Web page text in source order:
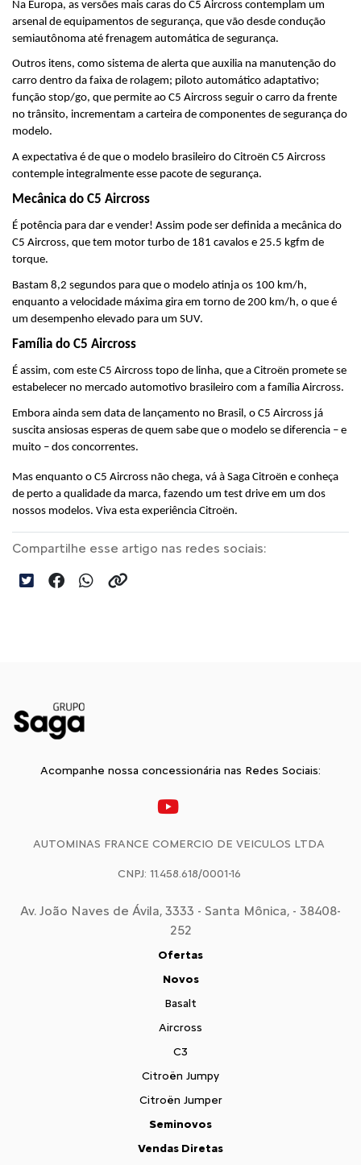
Na Europa, as versões mais caras do C5 Aircross contemplam um
arsenal de equipamentos de segurança, que vão desde condução
semiautônoma até frenagem automática de segurança.
Outros itens, como sistema de alerta que auxilia na manutenção do
carro dentro da faixa de rolagem; piloto automático adaptativo;
função stop/go, que permite ao C5 Aircross seguir o carro da frente
no trânsito, incrementam a carteira de componentes de segurança do
modelo.
A expectativa é de que o modelo brasileiro do Citroën C5 Aircross
contemple integralmente esse pacote de segurança.
Mecânica do C5 Aircross
É potência para dar e vender! Assim pode ser definida a mecânica do
C5 Aircross, que tem motor turbo de 181 cavalos e 25.5 kgfm de
torque.
Bastam 8,2 segundos para que o modelo atinja os 100 km/h,
enquanto a velocidade máxima gira em torno de 200 km/h, o que é
um desempenho elevado para um SUV.
Família do C5 Aircross
É assim, com este C5 Aircross topo de linha, que a Citroën promete se
estabelecer no mercado automotivo brasileiro com a família Aircross.
Embora ainda sem data de lançamento no Brasil, o C5 Aircross já
suscita ansiosas esperas de quem sabe que o modelo se diferencia – e
muito – dos concorrentes.
Mas enquanto o C5 Aircross não chega, vá à Saga Citroën e conheça
de perto a qualidade da marca, fazendo um test drive em um dos
nossos modelos. Viva esta experiência Citroën.
Compartilhe esse artigo nas redes sociais:
Acompanhe nossa concessionária nas Redes Sociais:
AUTOMINAS FRANCE COMERCIO DE VEICULOS LTDA
CNPJ: 11.458.618/0001-16
Av. João Naves de Ávila, 3333 - Santa Mônica, - 38408-
252
Ofertas
Novos
Basalt
Aircross
C3
Citroën Jumpy
Citroën Jumper
Seminovos
Vendas Diretas